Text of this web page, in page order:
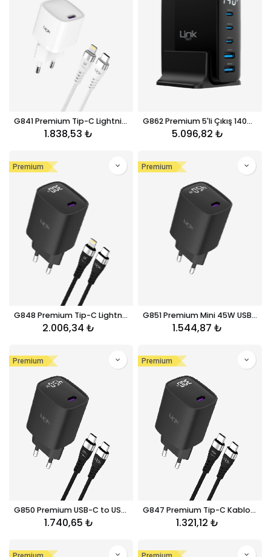
G841 Premium Tip-C Lightning Kablolu Mini 20W USB-C Süper SI GaN Şarj Adaptörü
1.838,53 ₺
G862 Premium 5'li Çıkış 140W Super SI GaN Şarj Adaptörü
5.096,82 ₺
Premium
G848 Premium Tip-C Lightning Kablolu Mini 30W USB-C Süper SI GaN Şarj Adaptörü
2.006,34 ₺
Premium
G851 Premium Mini 45W USB-C Süper SI GaN Şarj Adaptörü
1.544,87 ₺
Premium
G850 Premium USB-C to USB-C Kablolu 45W Süper SI GaN Şarj Adaptörü
1.740,65 ₺
Premium
G847 Premium Tip-C Kablolu Mini 30W USB-C Süper SI GaN Şarj Adaptörü
1.321,12 ₺